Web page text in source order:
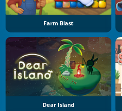
Farm Blast
Dear Island